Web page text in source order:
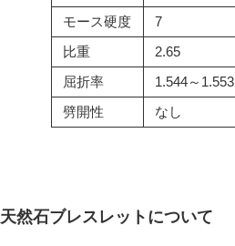
モース硬度
7
比重
2.65
屈折率
1.544～1.553
劈開性
なし
天然石ブレスレットについて